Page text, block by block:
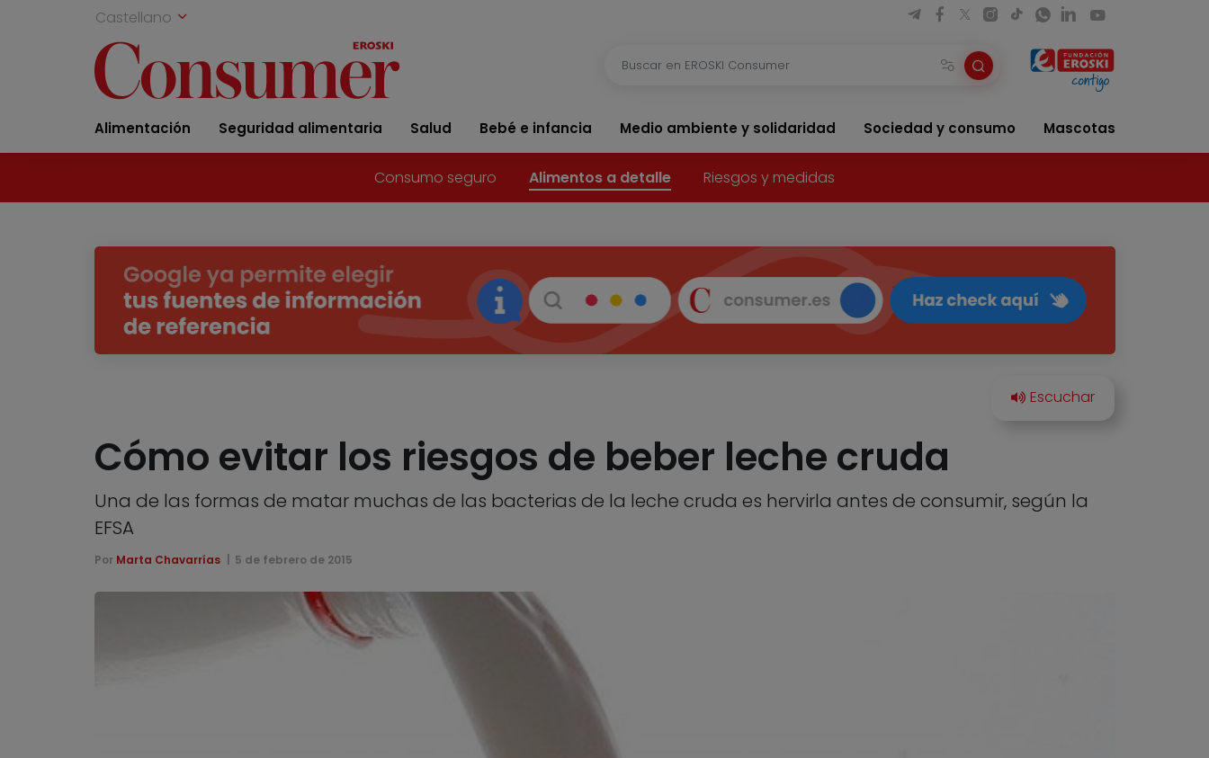
Castellano
Alimentación Seguridad alimentaria Salud Bebé e infancia Medio ambiente y solidaridad Sociedad y consumo Mascotas
Consumo seguro Alimentos a detalle Riesgos y medidas
Cómo evitar los riesgos de beber leche cruda
Una de las formas de matar muchas de las bacterias de la leche cruda es hervirla antes de consumir, según la
EFSA
Por Marta Chavarrías 5 de febrero de 2015